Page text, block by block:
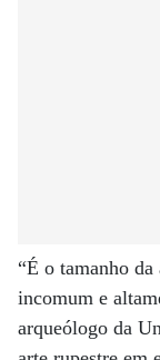
“É o tamanho da
incomum e
arqueólogo da